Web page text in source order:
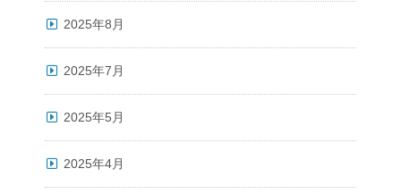
2025年8月
2025年7月
2025年5月
2025年4月